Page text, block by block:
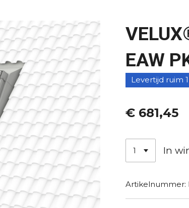
EAW
Levertijd ruim
€ 681,45
In
Artikelnummer: